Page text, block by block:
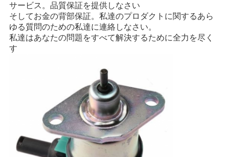
サービス。品質保証を提供しなさい
そしてお金の背部保証。私達のプロダクトに関するあら
ゆる質問のための私達に連絡しなさい。
私達はあなたの問題をすべて解決するために全力を尽く
す